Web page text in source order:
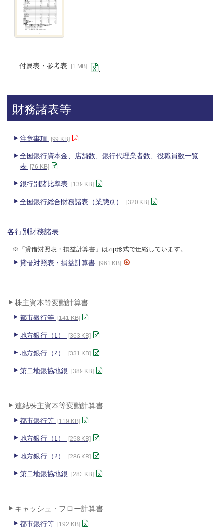
付属表・参考表 [1 MB]
財務諸表等
注意事項 [99 KB]
全国銀行資本金、店舗数、銀行代理業者数、役職員数一覧
表
[76 KB]
銀行別諸比率表 [139 KB]
全国銀行総合財務諸表（業態別） [320 KB]
各行別財務諸表
※「貸借対照表・損益計算書」はzip形式で圧縮しています。
貸借対照表・損益計算書 [961 KB]
株主資本等変動計算書
都市銀行等 [141 KB]
地方銀行（1） [363 KB]
地方銀行（2） [331 KB]
第二地銀協地銀 [389 KB]
連結株主資本等変動計算書
都市銀行等 [119 KB]
地方銀行（1） [258 KB]
地方銀行（2） [286 KB]
第二地銀協地銀 [283 KB]
キャッシュ・フロー計算書
都市銀行等 [192 KB]